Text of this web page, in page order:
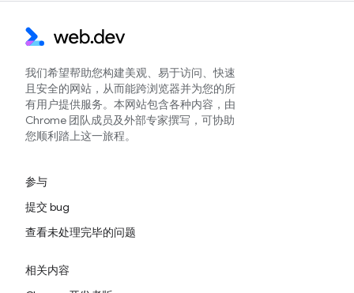
我们希望帮助您构建美观、易于访问、快速
且安全的网站，从而能跨浏览器并为您的所
有用户提供服务。本网站包含各种内容，由
Chrome 团队成员及外部专家撰写，可协助
您顺利踏上这一旅程。
参与
提交 bug
查看未处理完毕的问题
相关内容